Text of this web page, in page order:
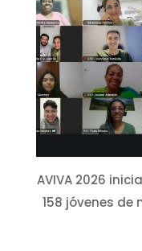
AVIVA 2026
158 jóvenes de